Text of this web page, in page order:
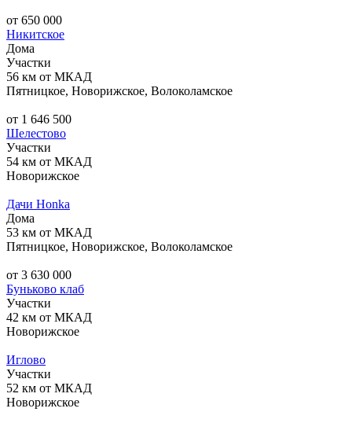
от 650 000
Никитское
Дома
Участки
56 км от МКАД
Пятницкое, Новорижское, Волоколамское
от 1 646 500
Шелестово
Участки
54 км от МКАД
Новорижское
Дачи Honka
Дома
53 км от МКАД
Пятницкое, Новорижское, Волоколамское
от 3 630 000
Буньково клаб
Участки
42 км от МКАД
Новорижское
Иглово
Участки
52 км от МКАД
Новорижское